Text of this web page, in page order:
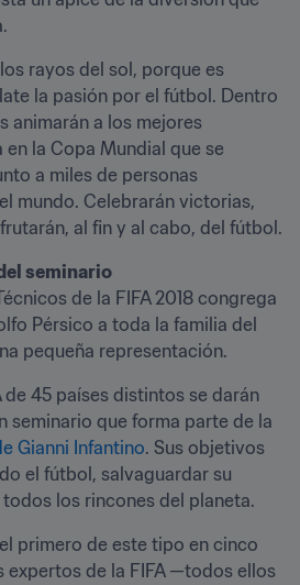
rayos del sol, porque es
la pasión por el fútbol. Dentro
animarán a los mejores
la Copa Mundial que se
a miles de personas
mundo. Celebrarán victorias,
al fin y al cabo, del fútbol.
seminario
de la FIFA 2018 congrega
Pérsico a toda la familia del
pequeña representación.
de 45 países distintos se darán
Gianni Infantino. Sus objetivos
el fútbol, salvaguardar su
los rincones del planeta.
primero de este tipo en cinco
expertos de la FIFA —todos ellos